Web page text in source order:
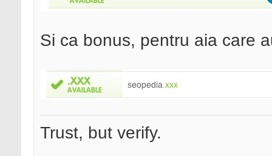
Si ca bonus, pentru aia care
Trust, but verify.